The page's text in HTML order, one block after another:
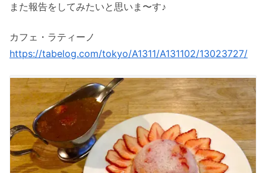
また報告をしてみたいと思いま〜す♪
カフェ・ラティーノ
https://tabelog.com/tokyo/A1311/A131102/13023727/